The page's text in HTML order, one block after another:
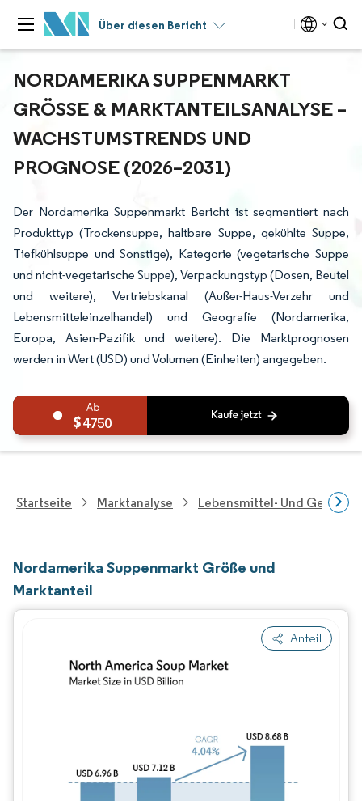
Über diesen Bericht
NORDAMERIKA SUPPENMARKT
GRÖSSE & MARKTANTEILSANALYSE – W
ACHSTUMSTRENDS UND P
ROGNOSE (2026–2031)
Der Nordamerika Suppenmarkt Bericht ist segmentiert nach
Produkttyp (Trockensuppe, haltbare Suppe, gekühlte Suppe,
Tiefkühlsuppe und Sonstige), Kategorie (vegetarische Suppe
und nicht-vegetarische Suppe), Verpackungstyp (Dosen, Beutel
und weitere), Vertriebskanal (Außer-Haus-Verzehr und
Lebensmitteleinzelhandel) und Geografie (Nordamerika,
Europa, Asien-Pazifik und weitere). Die Marktprognosen
werden in Wert (USD) und Volumen (Einheiten) angegeben.
4750
Startseite Marktanalyse Lebensmittel- Und
Nordamerika Suppenmarkt Größe und
Marktanteil
Anteil